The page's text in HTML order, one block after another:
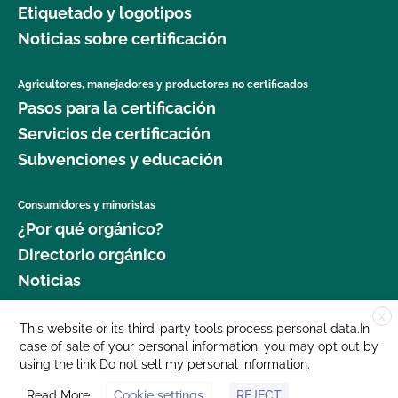
Seguridad Alimentaria?
¿Qué logotipos y declaraciones puedo poner en
mi producto certificado por OCal?
orgánico certificado?
¿Qué recursos existen en relación con los OMG y
la producción orgánica?
la certificación y el mantenimiento de registros?
¿Qué normas certifica el CCOF?
jardinería orgánica?
seguridad alimentaria como agricultor orgánico?
¿Dónde puedo obtener más información sobre la
gestión del ganado orgánico?
¿Dónde puedo encontrar semillas y plantas
orgánicas?
¿Qué cultivos requieren un intervalo de 120 días
antes de la cosecha cuando se aplica estiércol?
¿Qué norma GLOBALG.A.P. es mejor para mi
empresa?
Etiquetado y logotipos
Noticias sobre certificación
Agricultores, manejadores y productores no certificados
Pasos para la certificación
Servicios de certificación
Subvenciones y educación
Consumidores y minoristas
¿Por qué orgánico?
Directorio orgánico
Noticias
Donar
Carreras profesionales
Sala de prensa
X
This website or its third-party tools process personal data.In
case of sale of your personal information, you may opt out by
using the link Do not sell my personal information.